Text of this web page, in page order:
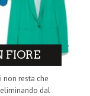
FIORE
non resta che
dal